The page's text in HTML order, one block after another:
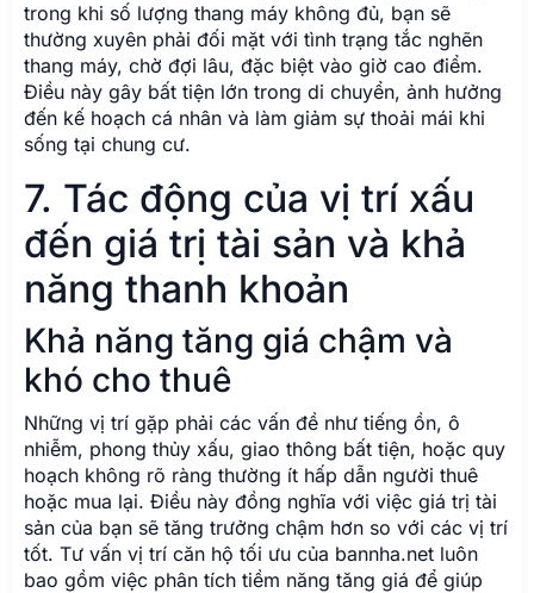
trong khi số lượng thang máy không đủ, bạn sẽ
thường xuyên phải đối mặt với tình trạng tắc nghẽn
thang máy, chờ đợi lâu, đặc biệt vào giờ cao điểm.
Điều này gây bất tiện lớn trong di chuyển, ảnh hưởng
đến kế hoạch cá nhân và làm giảm sự thoải mái khi
sống tại chung cư.
7. Tác động của vị trí xấu
đến giá trị tài sản và khả
năng thanh khoản
Khả năng tăng giá chậm và
khó cho thuê
Những vị trí gặp phải các vấn đề như tiếng ồn, ô
nhiễm, phong thủy xấu, giao thông bất tiện, hoặc quy
hoạch không rõ ràng thường ít hấp dẫn người thuê
hoặc mua lại. Điều này đồng nghĩa với việc giá trị tài
sản của bạn sẽ tăng trưởng chậm hơn so với các vị trí
tốt. Tư vấn vị trí căn hộ tối ưu của bannha.net luôn
bao gồm việc phân tích tiềm năng tăng giá để giúp